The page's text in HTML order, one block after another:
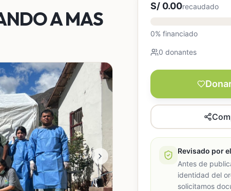
A MAS
S/ 0.00recaudado
0% financiado
0 donantes
Revisado por
Antes de
identidad del
solicitamos